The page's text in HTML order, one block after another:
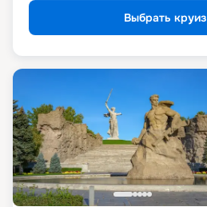
Выбрать круиз